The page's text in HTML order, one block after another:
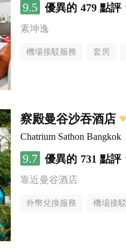
9.5 優異的 479 點評
素坤逸
機場接駁服務 套房
察殿曼谷沙吞酒店
Chatrium Sathon Bangkok
9.7 優異的 731 點評
靠近曼谷酒店
外幣兌換服務 機場接